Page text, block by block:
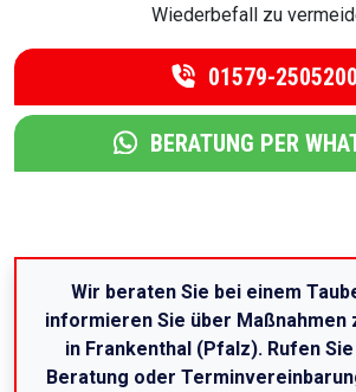
Wiederbefall zu
01579-2505200
BERATUNG PER
Wir beraten Sie bei einem
informieren Sie über Maßnahmen
in Frankenthal (Pfalz). Rufen
Beratung oder